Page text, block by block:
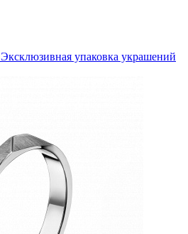
Эксклюзивная упаковка украшений